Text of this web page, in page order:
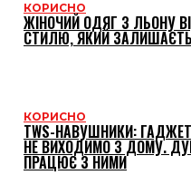
КОРИСНО
ЖІНОЧИЙ ОДЯГ З ЛЬОНУ
СТИЛЮ, ЯКИЙ
КОРИСНО
TWS-НАВУШНИКИ:
НЕ ВИХОДИМО З ДОМУ.
ПРАЦЮЄ З НИМИ